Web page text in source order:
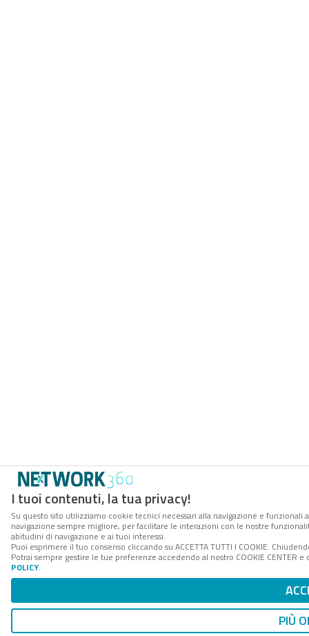
I tuoi contenuti, la tua privacy!
Su questo sito utilizziamo cookie tecnici necessari alla navigazione e
navigazione sempre migliore, per facilitare le interazioni con le nostre
abitudini di navigazione e ai tuoi interessi.
Puoi esprimere il tuo consenso cliccando su ACCETTA TUTTI I COOKIE.
Potrai sempre gestire le tue preferenze accedendo al nostro COOKIE
POLICY.
PIÙ